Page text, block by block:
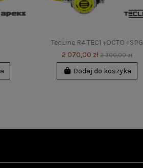
TecLine R4 TEC1 +OCTO +SPG
2 070,00 zł2 300,00 zł
Dodaj do koszyka